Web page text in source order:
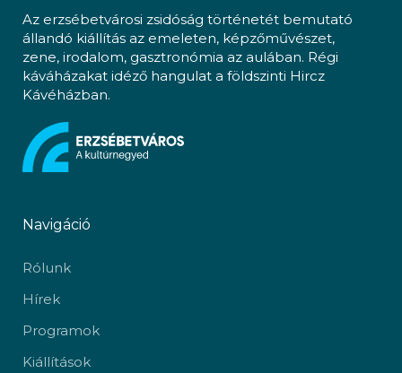
Az erzsébetvárosi zsidóság történetét bemutató
állandó kiállítás az emeleten, képzőművészet,
zene, irodalom, gasztronómia az aulában. Régi
káváházakat idéző hangulat a földszinti Hircz
Kávéházban.
Navigáció
Rólunk
Hírek
Programok
Kiállítások